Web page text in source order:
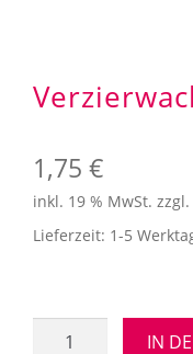
1,75 €
inkl. 19 % MwSt. zzgl.
Lieferzeit: 1-5
Verzierwachsplatte
IN